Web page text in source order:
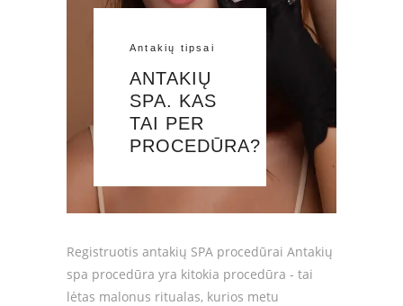
Antakių tipsai
ANTAKIŲ
SPA. KAS
TAI PER
PROCEDŪRA?
Registruotis antakių SPA procedūrai Antakių
spa procedūra yra kitokia procedūra - tai
lėtas malonus ritualas, kurios metu